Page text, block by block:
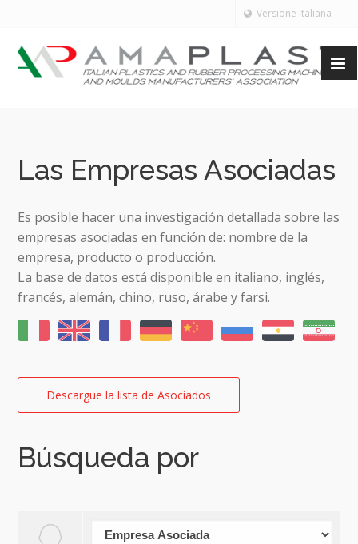
Versione Italiana
Las Empresas Asociadas
Es posible hacer una investigación detallada sobre las
empresas asociadas en función de: nombre de la
empresa, producto o producción.
La base de datos está disponible en italiano, inglés,
francés, alemán, chino, ruso, árabe y farsi.
Descargue la lista de Asociados
Búsqueda por